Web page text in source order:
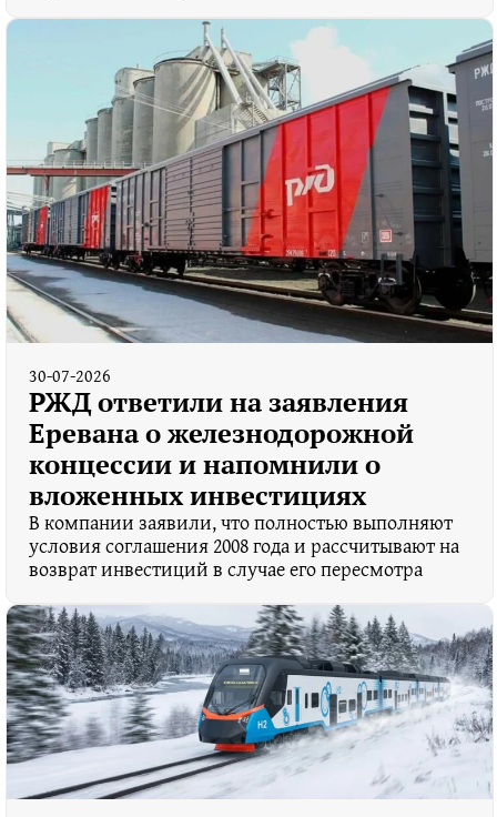
30-07-2026
РЖД ответили на заявления
Еревана о железнодорожной
концессии и напомнили о
вложенных инвестициях
В компании заявили, что полностью выполняют
условия соглашения 2008 года и рассчитывают на
возврат инвестиций в случае его пересмотра